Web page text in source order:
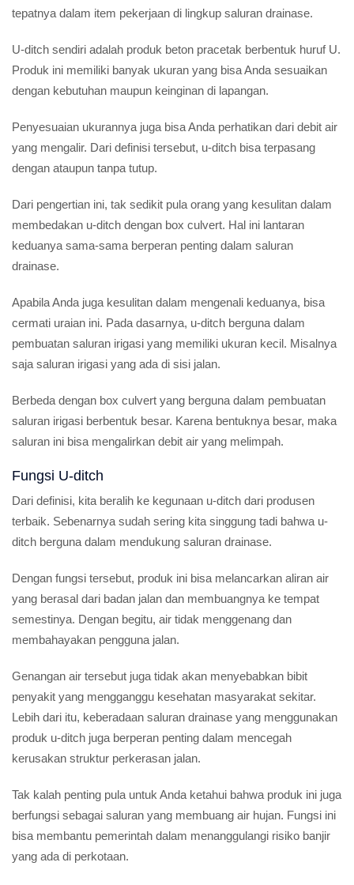
tepatnya dalam item pekerjaan di lingkup saluran drainase.
U-ditch sendiri adalah produk beton pracetak berbentuk huruf U.
Produk ini memiliki banyak ukuran yang bisa Anda sesuaikan
dengan kebutuhan maupun keinginan di lapangan.
Penyesuaian ukurannya juga bisa Anda perhatikan dari debit air
yang mengalir. Dari definisi tersebut, u-ditch bisa terpasang
dengan ataupun tanpa tutup.
Dari pengertian ini, tak sedikit pula orang yang kesulitan dalam
membedakan u-ditch dengan box culvert. Hal ini lantaran
keduanya sama-sama berperan penting dalam saluran
drainase.
Apabila Anda juga kesulitan dalam mengenali keduanya, bisa
cermati uraian ini. Pada dasarnya, u-ditch berguna dalam
pembuatan saluran irigasi yang memiliki ukuran kecil. Misalnya
saja saluran irigasi yang ada di sisi jalan.
Berbeda dengan box culvert yang berguna dalam pembuatan
saluran irigasi berbentuk besar. Karena bentuknya besar, maka
saluran ini bisa mengalirkan debit air yang melimpah.
Fungsi U-ditch
Dari definisi, kita beralih ke kegunaan u-ditch dari produsen
terbaik. Sebenarnya sudah sering kita singgung tadi bahwa u-
ditch berguna dalam mendukung saluran drainase.
Dengan fungsi tersebut, produk ini bisa melancarkan aliran air
yang berasal dari badan jalan dan membuangnya ke tempat
semestinya. Dengan begitu, air tidak menggenang dan
membahayakan pengguna jalan.
Genangan air tersebut juga tidak akan menyebabkan bibit
penyakit yang mengganggu kesehatan masyarakat sekitar.
Lebih dari itu, keberadaan saluran drainase yang menggunakan
produk u-ditch juga berperan penting dalam mencegah
kerusakan struktur perkerasan jalan.
Tak kalah penting pula untuk Anda ketahui bahwa produk ini juga
berfungsi sebagai saluran yang membuang air hujan. Fungsi ini
bisa membantu pemerintah dalam menanggulangi risiko banjir
yang ada di perkotaan.